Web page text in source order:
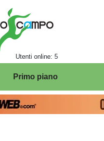
Utenti online: 5
Primo piano